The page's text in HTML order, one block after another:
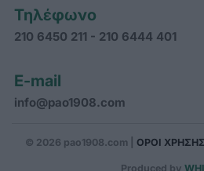
Τηλέφωνο
210 6450 211 - 210 6444 401
E-mail
info@pao1908.com
© 2026 pao1908.com | ΟΡΟΙ
Produced by